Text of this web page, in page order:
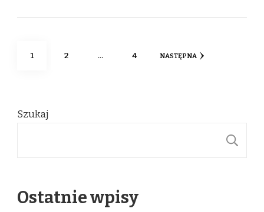
Stronicowanie
STRONA
1 STRONA
2 … STRONA
4 NASTĘPNA
Szukaj
Ostatnie wpisy